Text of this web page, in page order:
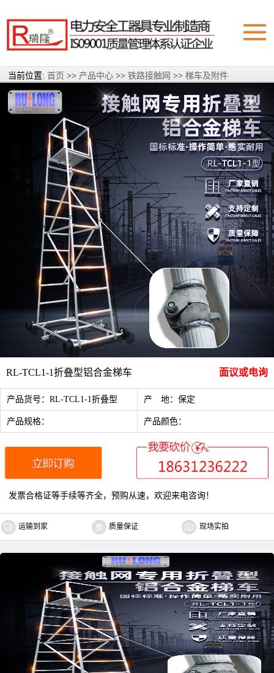
当前位置: 首页 >> 产品中心 >> 铁路接触网 >> 梯车及附件
RL-TCL1-1折叠型铝合金梯车 面议或电询
产品货号：RL-TCL1-1折叠型 产 地：保定
产品规格： 产品颜色：
发票合格证等手续等齐全，预购从速，欢迎来电咨询！
运输到家 质量保证 现场实拍